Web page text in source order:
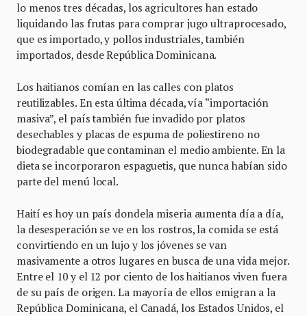
lo menos tres décadas, los agricultores han estado
liquidando las frutas para comprar jugo ultraprocesado,
que es importado, y pollos industriales, también
importados, desde República Dominicana.
Los haitianos comían en las calles con platos
reutilizables. En esta última década, vía “importación
masiva”, el país también fue invadido por platos
desechables y placas de espuma de poliestireno no
biodegradable que contaminan el medio ambiente. En la
dieta se incorporaron espaguetis, que nunca habían sido
parte del menú local.
Haití es hoy un país dondela miseria aumenta día a día,
la desesperación se ve en los rostros, la comida se está
convirtiendo en un lujo y los jóvenes se van
masivamente a otros lugares en busca de una vida mejor.
Entre el 10 y el 12 por ciento de los haitianos viven fuera
de su país de origen. La mayoría de ellos emigran a la
República Dominicana, el Canadá, los Estados Unidos, el